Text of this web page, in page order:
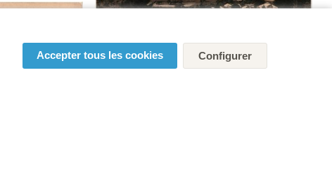
Accepter tous les cookies Configurer